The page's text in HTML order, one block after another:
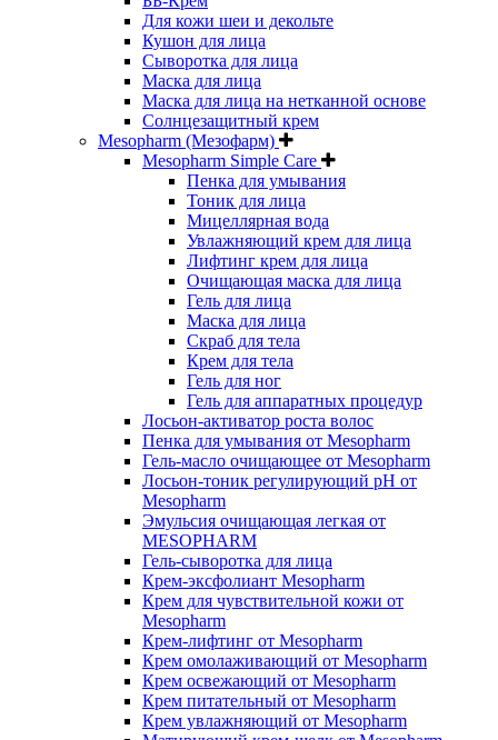
Для кожи шеи и декольте
Кушон для лица
Сыворотка для лица
Маска для лица
Маска для лица на нетканной основе
Солнцезащитный крем
Mesopharm (Мезофарм)
Mesopharm Simple Care
Пенка для умывания
Тоник для лица
Мицеллярная вода
Увлажняющий крем для лица
Лифтинг крем для лица
Очищающая маска для лица
Гель для лица
Маска для лица
Скраб для тела
Крем для тела
Гель для ног
Гель для аппаратных процедур
Лосьон-активатор роста волос
Пенка для умывания от Mesopharm
Гель-масло очищающее от Mesopharm
Лосьон-тоник регулирующий рН от
Mesopharm
Эмульсия очищающая легкая от
MESOPHARM
Гель-сыворотка для лица
Крем-эксфолиант Mesopharm
Крем для чувствительной кожи от
Mesopharm
Крем-лифтинг от Mesopharm
Крем омолаживающий от Mesopharm
Крем освежающий от Mesopharm
Крем питательный от Mesopharm
Крем увлажняющий от Mesopharm